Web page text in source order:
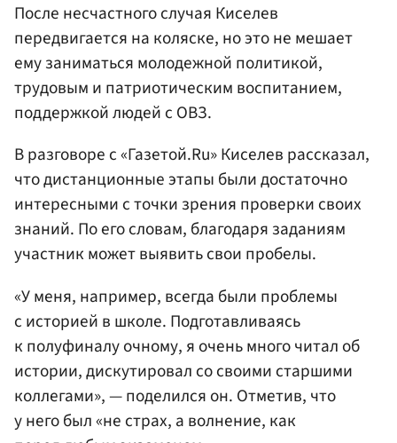
После несчастного случая Киселев
передвигается на коляске, но это не мешает
ему заниматься молодежной политикой,
трудовым и патриотическим воспитанием,
поддержкой людей с ОВЗ.
В разговоре с «Газетой.Ru» Киселев рассказал,
что дистанционные этапы были достаточно
интересными с точки зрения проверки своих
знаний. По его словам, благодаря заданиям
участник может выявить свои пробелы.
«У меня, например, всегда были проблемы
с историей в школе. Подготавливаясь
к полуфиналу очному, я очень много читал об
истории, дискутировал со своими старшими
коллегами», — поделился он. Отметив, что
у него был «не страх, а волнение, как